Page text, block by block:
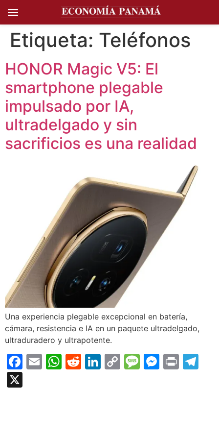
Ir al
contenido
Etiqueta: Teléfonos
HONOR Magic V5: El
smartphone plegable
impulsado por IA,
ultradelgado y sin
sacrificios es una realidad
Una experiencia plegable excepcional en batería,
cámara, resistencia e IA en un paquete ultradelgado,
ultraduradero y ultrapotente.
Facebook
EmailWhatsApp
Reddit
LinkedIn
CopyMessage
Print